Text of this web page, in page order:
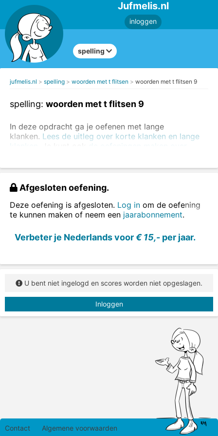
Jufmelis.nl
inloggen
spelling
jufmelis.nl spelling woorden met t flitsen woorden met t flitsen 9
spelling: woorden met t flitsen 9
In deze opdracht ga je oefenen met lange
klanken. Lees de uitleg over korte klanken en lange
de oefeningen maken over
(éént)
oefenen.
Lees het woord, zeg het woord hardop (als dat kan)
en typ het woord in het vakje.
Afgesloten oefening.
Deze oefening is afgesloten. Log in om de oefening
te kunnen maken of neem een jaarabonnement.
Verbeter je Nederlands voor€ 15,- per jaar.
U bent niet ingelogd en scores worden niet opgeslagen.
Inloggen
Contact Algemene voorwaarden